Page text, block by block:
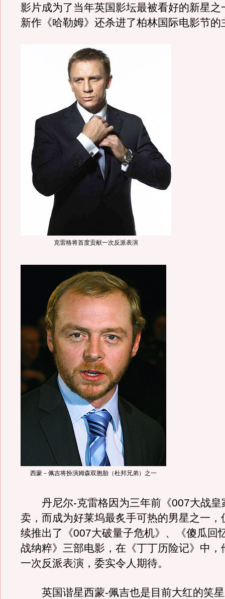
影片成为了当年英国影坛最被看好的新星之
新作《哈勒姆》还杀进了柏林国际电影节的
克雷格将首度贡献一次反派表演
西蒙－佩吉将扮演姆森双胞胎（杜邦兄弟）之一
丹尼尔-克雷格因为三年前《007大战皇
卖，而成为好莱坞最炙手可热的男星之一
续推出了《007大破量子危机》、《傻瓜回
战纳粹》三部电影，在《丁丁历险记》中，
一次反派表演，委实令人期待。
英国谐星西蒙-佩吉也是目前大红的笑星